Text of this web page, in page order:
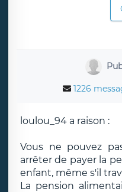
1226
loulou_94 a raison :
Vous ne pouvez
arrêter de payer la
enfant, même s'il
La pension